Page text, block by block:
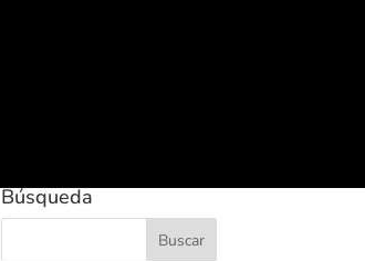
Búsqueda